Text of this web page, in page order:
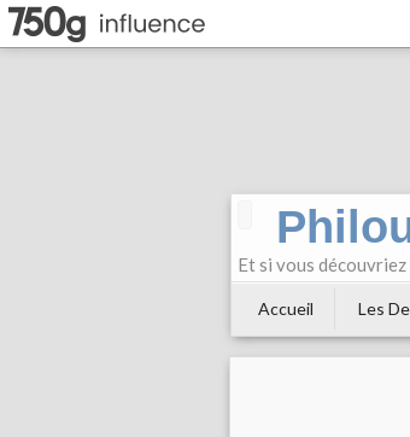
Et si vous
Accueil Les